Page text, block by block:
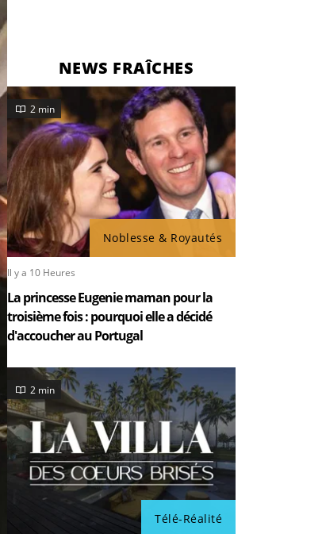
NEWS FRAÎCHES
Noblesse & Royautés
2 min
Il y a 10 Heures
La princesse Eugenie maman pour la
troisième fois : pourquoi elle a décidé
d'accoucher au Portugal
Télé-Réalité
2 min